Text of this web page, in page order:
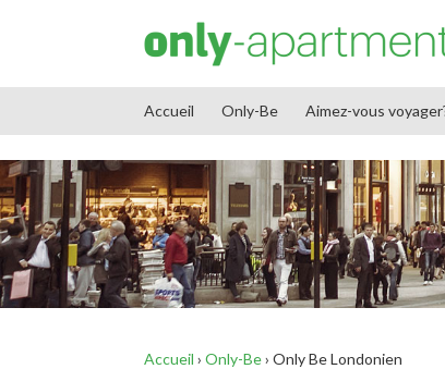
Accueil Only-Be Aimez-vous
Accueil › Only-Be› Only Be Londonien